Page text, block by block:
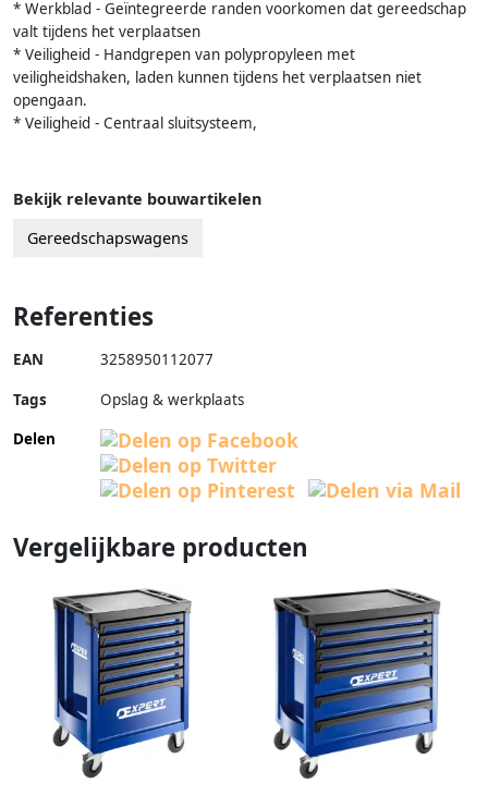
* Werkblad - Geïntegreerde randen voorkomen dat gereedschap
valt tijdens het verplaatsen
* Veiligheid - Handgrepen van polypropyleen met
veiligheidshaken, laden kunnen tijdens het verplaatsen niet
opengaan.
* Veiligheid - Centraal sluitsysteem,
Bekijk relevante bouwartikelen
Gereedschapswagens
Referenties
EAN 3258950112077
Tags
Opslag & werkplaats
Delen
Vergelijkbare producten